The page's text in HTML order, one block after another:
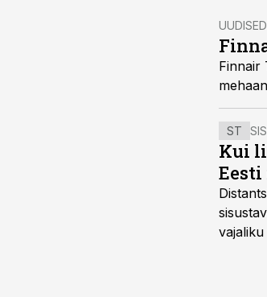
UUDISED
Finnair
ST
Kui